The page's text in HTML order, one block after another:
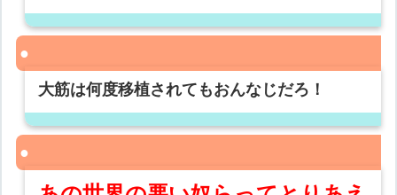
大筋は何度移植されてもおんなじだろ！